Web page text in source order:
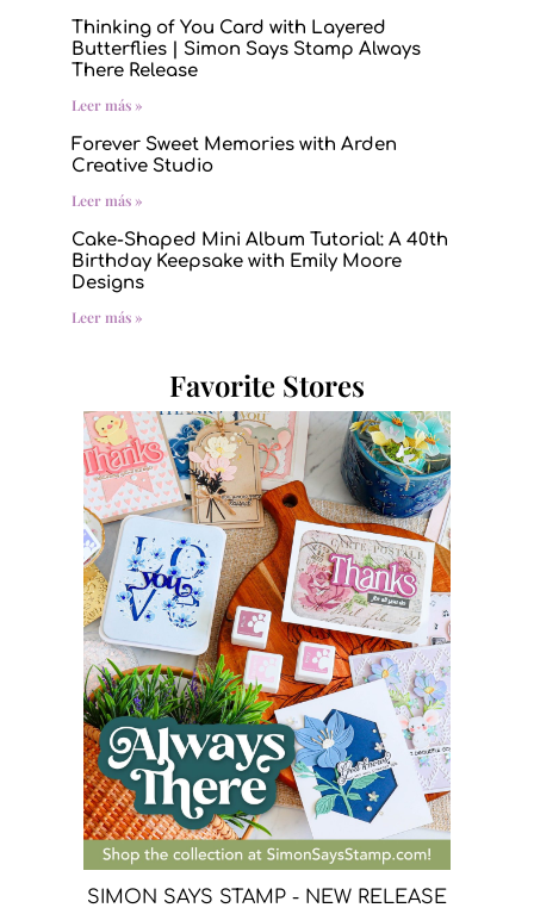
Thinking of You Card with Layered
Butterflies | Simon Says Stamp Always
There Release
Leer más »
Forever Sweet Memories with Arden
Creative Studio
Leer más »
Cake-Shaped Mini Album Tutorial: A 40th
Birthday Keepsake with Emily Moore
Designs
Leer más »
Favorite Stores
SIMON SAYS STAMP - NEW RELEASE